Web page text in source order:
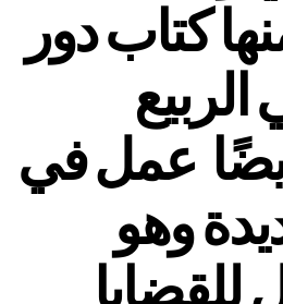
كتاب دور
الربيع
عمل في
وهو
للقضايا